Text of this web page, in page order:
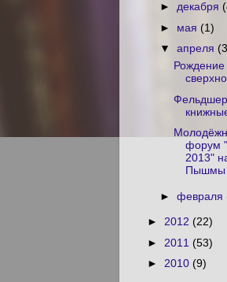
►декабря
► мая (1)
▼апреля
Рождение
форум
2013"
Пышмы
►февраля
► 2012 (22)
► 2011 (53)
► 2010 (9)